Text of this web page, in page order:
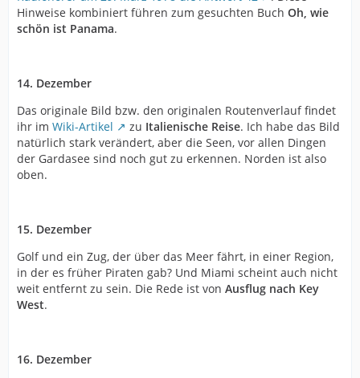
Hinweise kombiniert führen zum gesuchten Buch Oh, wie
schön ist Panama.
14. Dezember
Das originale Bild bzw. den originalen Routenverlauf findet
ihr im Wiki-Artikel zu Italienische Reise. Ich habe das Bild
natürlich stark verändert, aber die Seen, vor allen Dingen
der Gardasee sind noch gut zu erkennen. Norden ist also
oben.
15. Dezember
Golf und ein Zug, der über das Meer fährt, in einer Region,
in der es früher Piraten gab? Und Miami scheint auch nicht
weit entfernt zu sein. Die Rede ist von Ausflug nach Key
West.
16. Dezember